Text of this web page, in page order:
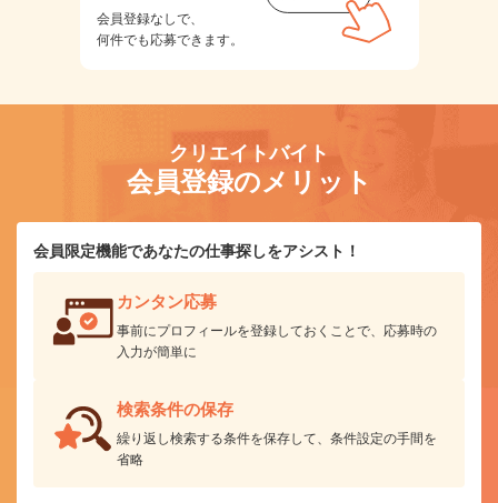
会員登録なしで、
何件でも応募できます。
クリエイトバイト
会員登録のメリット
会員限定機能であなたの仕事探しをアシスト！
カンタン応募
事前にプロフィールを登録しておくことで、応募時の
入力が簡単に
検索条件の保存
繰り返し検索する条件を保存して、条件設定の手間を
省略